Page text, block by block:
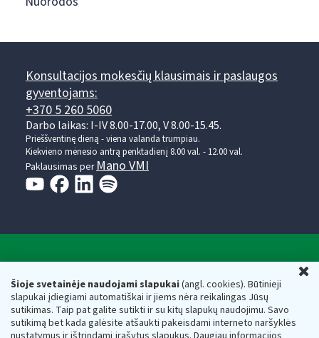
Šioje svetainėje naudojami slapukai(angl. cookies). Būtinieji
slapukai įdiegiami automatiškai ir jiems nėra reikalingas Jūsų
sutikimas. Taip pat galite sutikti ir su kitų slapukų naudojimu. Savo
sutikimą bet kada galėsite atšaukti pakeisdami interneto naršyklės
Konsultacijos mokesčių klausimais ir paslaugos
gyventojams:
+370 5 260 5060
Darbo laikas: I-IV 8.00-17.00, V 8.00-15.45.
Prieššventinę dieną - viena valanda trumpiau.
Kiekvieno mėnesio antrą penktadienį 8.00 val. - 12.00 val.
Paklausimas per Mano VMI
Respublikos finansų ministerijos
Biudžetinė įstaiga. Juridinio asmens kodas — 188659752,
adresas: Vasario 16-osios g. 14, 01107 Vilnius, Lietuva, el.paštas:
vmi@vmi.lt, E. pristatymo dėžutės adresas 188659752